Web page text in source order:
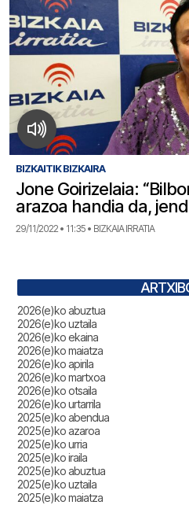
BIZKAITIK BIZKAIRA
Jone Goirizelaia:
arazoa handia da,
29/11/2022 • 11:35 • BIZKAIA IRRATIA
2026(e)ko abuztua
2026(e)ko uztaila
2026(e)ko ekaina
2026(e)ko maiatza
2026(e)ko apirila
2026(e)ko martxoa
2026(e)ko otsaila
2026(e)ko urtarrila
2025(e)ko abendua
2025(e)ko azaroa
2025(e)ko urria
2025(e)ko iraila
2025(e)ko abuztua
2025(e)ko uztaila
2025(e)ko maiatza